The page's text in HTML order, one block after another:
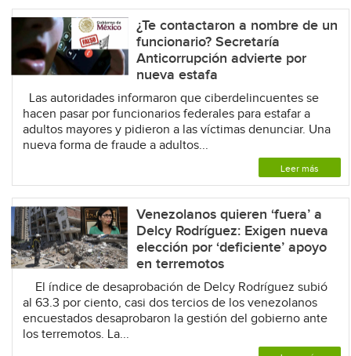
¿Te contactaron a nombre de un
funcionario? Secretaría
Anticorrupción advierte por
nueva estafa
Las autoridades informaron que ciberdelincuentes se
hacen pasar por funcionarios federales para estafar a
adultos mayores y pidieron a las víctimas denunciar. Una
nueva forma de fraude a adultos...
Leer más
Venezolanos quieren ‘fuera’ a
Delcy Rodríguez: Exigen nueva
elección por ‘deficiente’ apoyo
en terremotos
El índice de desaprobación de Delcy Rodríguez subió
al 63.3 por ciento, casi dos tercios de los venezolanos
encuestados desaprobaron la gestión del gobierno ante
los terremotos. La...